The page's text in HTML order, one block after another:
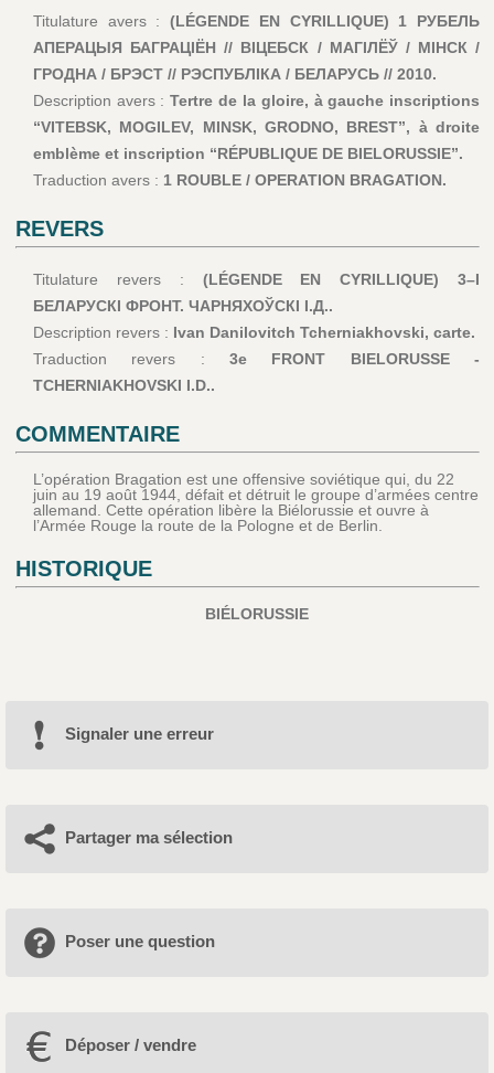
Titulature avers :(LÉGENDE EN CYRILLIQUE) 1 РУБЕЛЬ
АПЕРАЦЫЯ БАГРАЦІЁН // ВІЦЕБСК / МАГІЛЁЎ / МІНСК /
ГРОДНА / БРЭСТ // РЭСПУБЛІКА / БЕЛАРУСЬ // 2010.
Description avers :Tertre de la gloire, à gauche inscriptions
“VITEBSK, MOGILEV, MINSK, GRODNO, BREST”, à droite
emblème et inscription “RÉPUBLIQUE DE BIELORUSSIE”.
Traduction avers : 1 ROUBLE / OPERATION BRAGATION.
REVERS
Titulature revers : (LÉGENDE EN CYRILLIQUE) 3–I
БЕЛАРУСКI ФРОНТ. ЧАРНЯХОЎСКI I.Д..
Description revers : Ivan Danilovitch Tcherniakhovski, carte.
Traduction revers : 3e FRONT BIELORUSSE -
TCHERNIAKHOVSKI I.D..
COMMENTAIRE
L’opération Bragation est une offensive soviétique qui, du 22
juin au 19 août 1944, défait et détruit le groupe d’armées centre
allemand. Cette opération libère la Biélorussie et ouvre à
l’Armée Rouge la route de la Pologne et de Berlin.
HISTORIQUE
BIÉLORUSSIE
Signaler une erreur
Partager ma sélection
Poser une question
Déposer / vendre